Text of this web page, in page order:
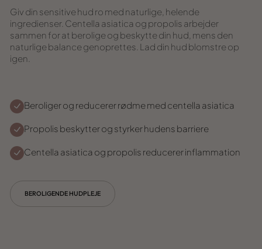
Giv din sensitive hud ro med naturlige, helende
ingredienser. Centella asiatica og propolis arbejder
sammen for at berolige og beskytte din hud, mens den
naturlige balance genoprettes. Lad din hud blomstre op
igen.
Beroliger og reducerer rødme med centella asiatica
Propolis beskytter og styrker hudens barriere
Centella asiatica og propolis reducerer inflammation
BEROLIGENDE HUDPLEJE